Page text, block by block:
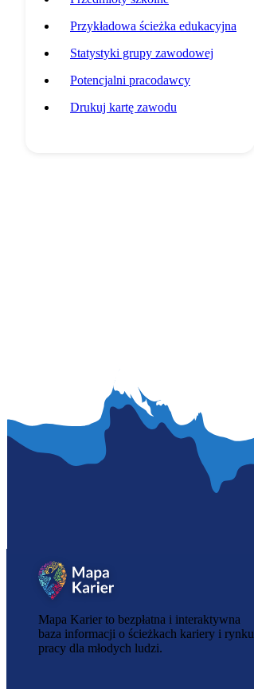
Przykładowa ścieżka edukacyjna
Statystyki grupy zawodowej
Potencjalni pracodawcy
Drukuj kartę zawodu
Mapa Karier to bezpłatna i interaktywna
baza informacji o ścieżkach kariery i rynku
pracy dla młodych ludzi.